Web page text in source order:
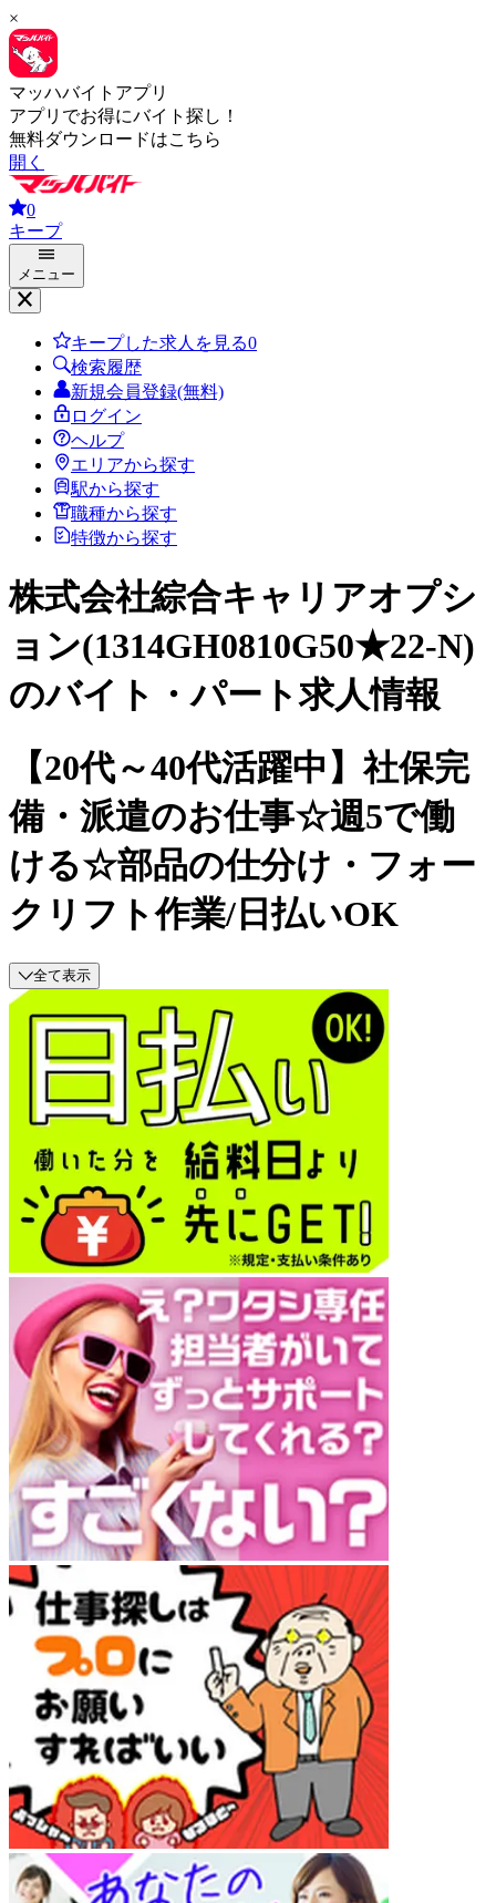
×
マッハバイトアプリ
アプリでお得にバイト探し！
無料ダウンロードはこちら
開く
0
キープ
メニュー
キープした求人を見る0
検索履歴
新規会員登録(無料)
ログイン
ヘルプ
エリアから探す
駅から探す
職種から探す
特徴から探す
株式会社綜合キャリアオプシ
ョン(1314GH0810G50★22-N)
のバイト・パート求人情報
【20代～40代活躍中】社保完
備・派遣のお仕事☆週5で働
ける☆部品の仕分け・フォー
クリフト作業/日払いOK
全て表示